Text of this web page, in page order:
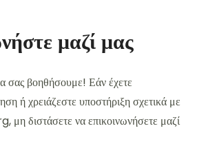
μαζί μας
σας βοηθήσουμε! Εάν έχετε
ή χρειάζεστε υποστήριξη σχετικά με
διστάσετε να επικοινωνήσετε μαζί